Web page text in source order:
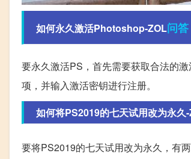
如何永久激活Photoshop-ZOL问答
要永久激活PS，首先需要获取合法的
项，并输入激活密钥进行注册。
如何将PS2019的七天试用改为永久
要将PS2019的七天试用改为永久，有